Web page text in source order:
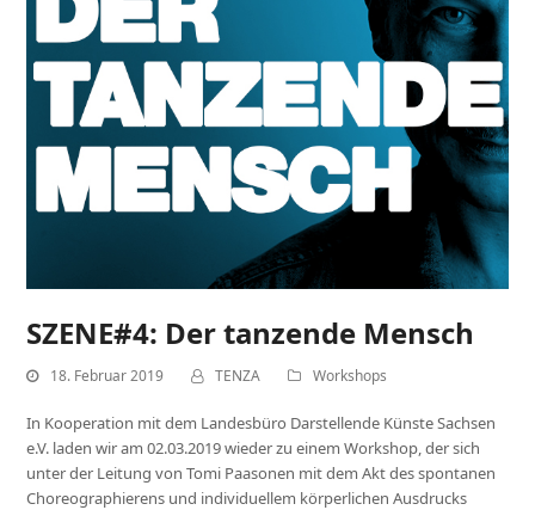
SZENE#4: Der tanzende Mensch
18. Februar 2019 TENZA Workshops
In Kooperation mit dem Landesbüro Darstellende Künste Sachsen
e.V. laden wir am 02.03.2019 wieder zu einem Workshop, der sich
unter der Leitung von Tomi Paasonen mit dem Akt des spontanen
Choreographierens und individuellem körperlichen Ausdrucks